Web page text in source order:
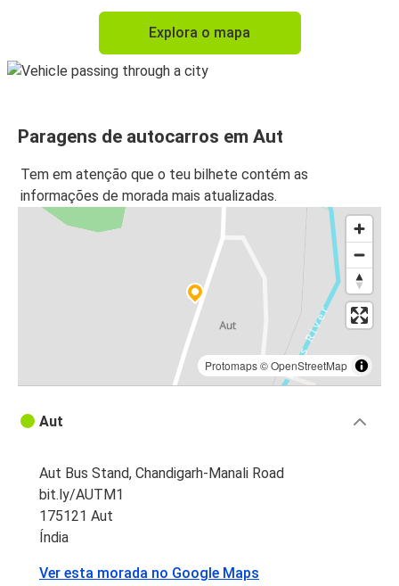
Explora o mapa
Paragens de autocarros em Aut
Tem em atenção que o teu bilhete contém as
informações de morada mais atualizadas.
Protomaps©OpenStreetMap
Aut
Aut Bus Stand, Chandigarh-Manali Road
bit.ly/AUTM1
175121 Aut
Índia
Ver esta morada no Google Maps